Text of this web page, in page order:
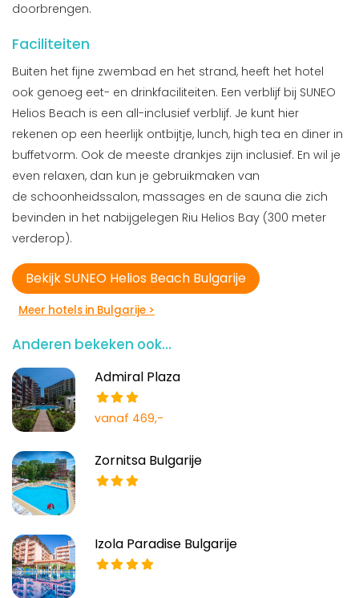
doorbrengen.
Faciliteiten
Buiten het fijne zwembad en het strand, heeft het hotel
ook genoeg eet- en drinkfaciliteiten. Een verblijf bij SUNEO
Helios Beach is een all-inclusief verblijf. Je kunt hier
rekenen op een heerlijk ontbijtje, lunch, high tea en diner in
buffetvorm. Ook de meeste drankjes zijn inclusief. En wil je
even relaxen, dan kun je gebruikmaken van
de schoonheidssalon, massages en de sauna die zich
bevinden in het nabijgelegen Riu Helios Bay (300 meter
verderop).
Bekijk SUNEO Helios Beach Bulgarije
Meer hotels in Bulgarije >
Anderen bekeken ook...
Admiral Plaza
vanaf 469,-
Zornitsa Bulgarije
Izola Paradise Bulgarije